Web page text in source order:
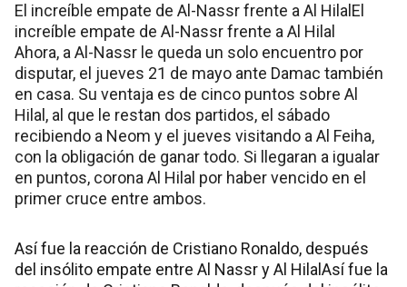
El increíble empate de Al-Nassr frente a Al HilalEl
increíble empate de Al-Nassr frente a Al Hilal
Ahora, a Al-Nassr le queda un solo encuentro por
disputar, el jueves 21 de mayo ante Damac también
en casa. Su ventaja es de cinco puntos sobre Al
Hilal, al que le restan dos partidos, el sábado
recibiendo a Neom y el jueves visitando a Al Feiha,
con la obligación de ganar todo. Si llegaran a igualar
en puntos, corona Al Hilal por haber vencido en el
primer cruce entre ambos.
Así fue la reacción de Cristiano Ronaldo, después
del insólito empate entre Al Nassr y Al HilalAsí fue la